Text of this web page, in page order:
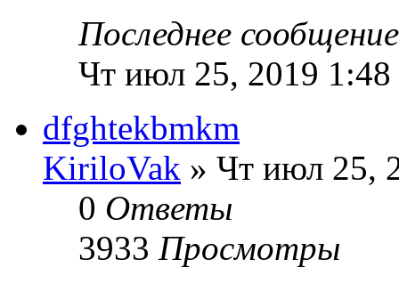
Последнее
Чт июл 25, 2019 1:48
dfghtekbmkm
KiriloVak » Чт июл 25,
0 Ответы
3933 Просмотры